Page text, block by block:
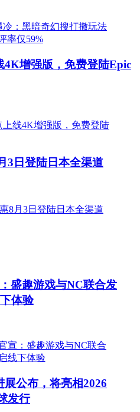
4K增强版，免费登陆Epic
3日登陆日本全渠道
盛趣游戏与NC联合发
体验
公布，将亮相2026
发行